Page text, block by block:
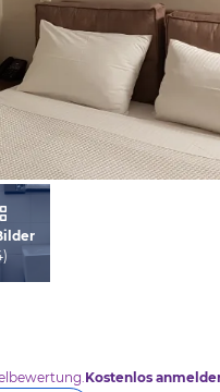
)
Kostenlos